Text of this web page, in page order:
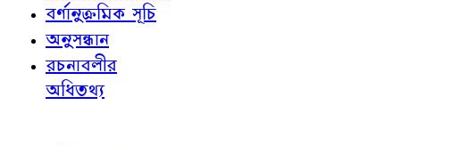
বর্ণানুক্রমিক সূচি
অনুসন্ধান
রচনাবলীর
অধিতথ্য